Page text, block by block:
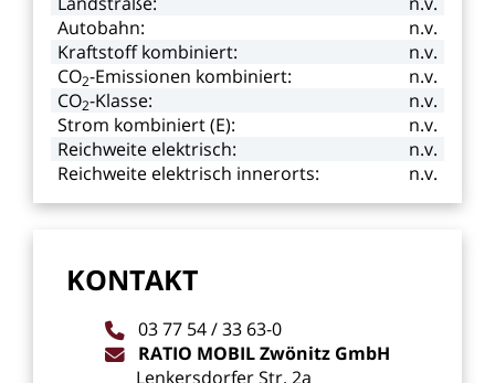
Autobahn:
n.v.
Kraftstoff kombiniert:
n.v.
CO2-Emissionen kombiniert:
n.v.
CO2-Klasse:
n.v.
Strom kombiniert(E):
n.v.
Reichweite elektrisch:
n.v.
Reichweite elektrisch innerorts: n.v.
KONTAKT
0377 54/33 63-0
RATIO MOBILZwönitz GmbH
LenkersdorferStr. 2a